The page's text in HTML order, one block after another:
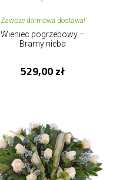
Zawsze darmowa dostawa!
Wieniec pogrzebowy –
Bramy nieba
529,00 zł